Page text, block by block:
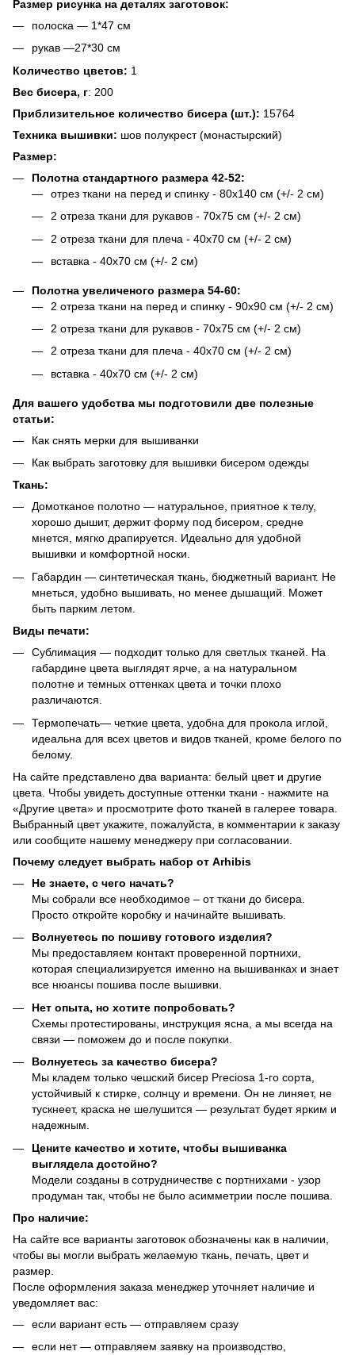
Размер рисунка на деталях заготовок:
полоска — 1*47 см
рукав —27*30 см
Количество цветов: 1
Вес бисера, г: 200
Приблизительное количество бисера (шт.): 15764
Техника вышивки: шов полукрест (монастырский)
Размер:
Полотна стандартного размера 42-52:
отрез ткани на перед и спинку - 80х140 см (+/- 2 см)
2 отреза ткани для рукавов - 70х75 см (+/- 2 см)
2 отреза ткани для плеча - 40х70 см (+/- 2 см)
вставка - 40х70 см (+/- 2 см)
Полотна увеличеного размера 54-60:
2 отреза ткани на перед и спинку - 90х90 см (+/- 2 см)
2 отреза ткани для рукавов - 70х75 см (+/- 2 см)
2 отреза ткани для плеча - 40х70 см (+/- 2 см)
вставка - 40х70 см (+/- 2 см)
Для вашего удобства мы подготовили две полезные
статьи:
Как снять мерки для вышиванки
Как выбрать заготовку для вышивки бисером одежды
Ткань:
Домотканое полотно — натуральное, приятное к телу,
хорошо дышит, держит форму под бисером, средне
мнется, мягко драпируется. Идеально для удобной
вышивки и комфортной носки.
Габардин — синтетическая ткань, бюджетный вариант. Не
мнеться, удобно вышивать, но менее дышащий. Может
быть парким летом.
Виды печати:
Сублимация — подходит только для светлых тканей. На
габардине цвета выглядят ярче, а на натуральном
полотне и темных оттенках цвета и точки плохо
различаются.
Термопечать— четкие цвета, удобна для прокола иглой,
идеальна для всех цветов и видов тканей, кроме белого по
белому.
На сайте представлено два варианта: белый цвет и другие
цвета. Чтобы увидеть доступные оттенки ткани - нажмите на
«Другие цвета» и просмотрите фото тканей в галерее товара.
Выбранный цвет укажите, пожалуйста, в комментарии к заказу
или сообщите нашему менеджеру при согласовании.
Почему следует выбрать набор от Arhibis
Не знаете, с чего начать?
Мы собрали все необходимое – от ткани до бисера.
Просто откройте коробку и начинайте вышивать.
Волнуетесь по пошиву готового изделия?
Мы предоставляем контакт проверенной портнихи,
которая специализируется именно на вышиванках и знает
все нюансы пошива после вышивки.
Нет опыта, но хотите попробовать?
Схемы протестированы, инструкция ясна, а мы всегда на
связи — поможем до и после покупки.
Волнуетесь за качество бисера?
Мы кладем только чешский бисер Preciosa 1-го сорта,
устойчивый к стирке, солнцу и времени. Он не линяет, не
тускнеет, краска не шелушится — результат будет ярким и
надежным.
Цените качество и хотите, чтобы вышиванка
выглядела достойно?
Модели созданы в сотрудничестве с портнихами - узор
продуман так, чтобы не было асимметрии после пошива.
Про наличие:
На сайте все варианты заготовок обозначены как в наличии,
чтобы вы могли выбрать желаемую ткань, печать, цвет и
размер.
После оформления заказа менеджер уточняет наличие и
уведомляет вас:
если вариант есть — отправляем сразу
если нет — отправляем заявку на производство,